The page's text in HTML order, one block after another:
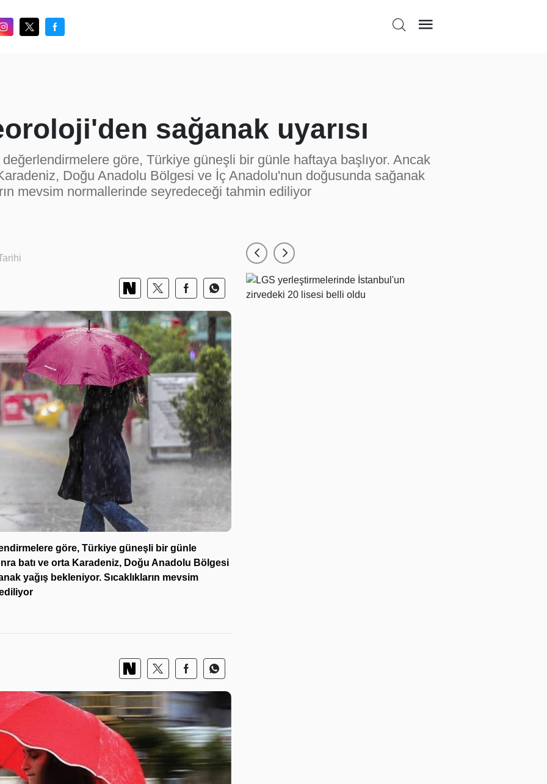
sağanak uyarısı
göre, Türkiye güneşli bir günle haftaya başlıyor. Ancak
Doğu Anadolu Bölgesi ve İç Anadolu'nun doğusunda sağanak
mevsim normallerinde seyredeceği tahmin ediliyor
göre, Türkiye güneşli bir günle
batı ve orta Karadeniz, Doğu Anadolu Bölgesi
yağış bekleniyor. Sıcaklıkların mevsim